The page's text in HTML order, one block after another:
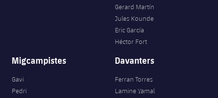
Gerard Martín
Jules Kounde
Eric García
Héctor Fort
Migcampistes
Gavi
Pedri
Davanters
Ferran Torres
Lamine Yamal